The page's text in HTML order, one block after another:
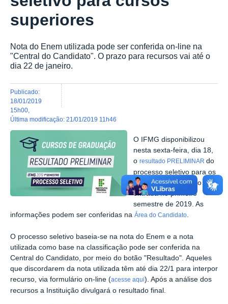
superiores
Nota do Enem utilizada pode ser conferida on-line na
"Central do Candidato". O prazo para recursos vai até o
dia 22 de janeiro.
publicado:
18/01/2019
15h00
última modificação: 21/01/2019 11h46
O IFMG disponibilizou
nesta sexta-feira, dia 18,
oresultado PRELIMINARdo
processo seletivo para os
cursos de graduação com
entrada no primeiro
semestre de 2019. As
informações podem ser conferidas na Área do Candidato.
O processo seletivo baseia-se na nota do Enem e a nota
utilizada como base na classificação pode ser conferida na
Central do Candidato, por meio do botão "Resultado". Aqueles
que discordarem da nota utilizada têm até dia 22/1 para interpor
recurso, via formulário on-line (acesse aqui). Após a análise dos
recursos a Instituição divulgará o resultado final.